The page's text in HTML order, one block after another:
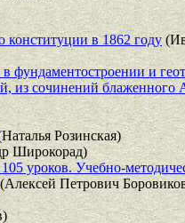
в 1862 году
фундаментостроении и
из сочинений блаженного
Розинская)
Широкорад)
уроков. Учебно-
(Алексей Петрович